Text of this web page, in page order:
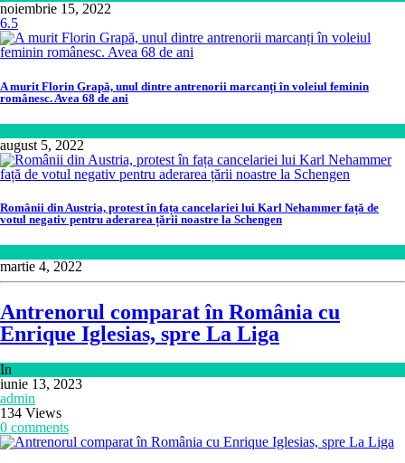
noiembrie 15, 2022
6.5
A murit Florin Grapă, unul dintre antrenorii marcanți în voleiul feminin
românesc. Avea 68 de ani
august 5, 2022
Românii din Austria, protest în fața cancelariei lui Karl Nehammer față de
votul negativ pentru aderarea țării noastre la Schengen
martie 4, 2022
Antrenorul comparat în România cu
Enrique Iglesias, spre La Liga
In
iunie 13, 2023
admin
134 Views
0 comments